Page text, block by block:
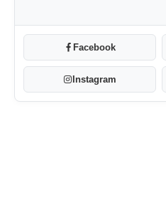
Facebook
Instagram